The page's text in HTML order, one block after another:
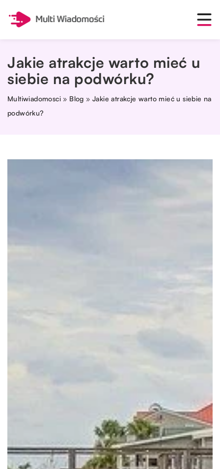
Jakie atrakcje warto mieć u
siebie na podwórku?
Multiwiadomosci » Blog »Jakie atrakcje warto mieć u siebie na
podwórku?